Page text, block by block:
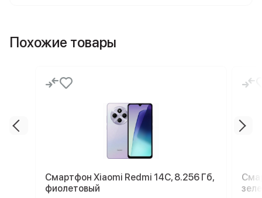
Похожие товары
Смартфон Xiaomi Redmi 14C, 8.256 Гб,
фиолетовый